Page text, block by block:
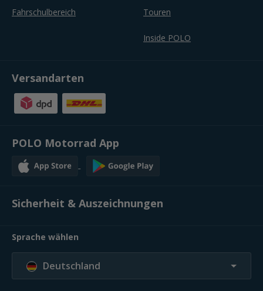
Fahrschulbereich Touren
Inside POLO
Versandarten
POLO Motorrad App
Sicherheit & Auszeichnungen
Sprache wählen
Deutschland